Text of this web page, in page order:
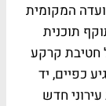
המקומית
תוכנית
חטיבת קרקע
יגיע כפיים, יד
חדש